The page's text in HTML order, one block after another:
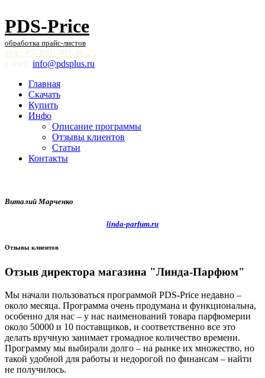
PDS-Price
обработка прайс-листов
тел.: +7(499) 703-36-25
e-mail: info@pdsplus.ru
Главная
Скачать
Купить
Инфо
Описание программы
Отзывы клиентов
Статьи
Контакты
Виталий Марченко
linda-parfum.ru
Отзывы клиентов
Отзыв директора магазина "Линда-Парфюм"
Мы начали пользоваться программой PDS-Price недавно –
около месяца. Программа очень продумана и функциональна,
особенно для нас – у нас наименований товара парфюмерии
около 50000 и 10 поставщиков, и соответственно все это
делать вручную занимает громадное количество времени.
Программу мы выбирали долго – на рынке их множество, но
такой удобной для работы и недорогой по финансам – найти
не получилось.